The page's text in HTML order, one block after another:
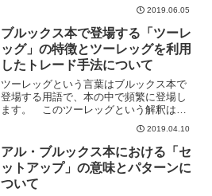
ついて、今改めて文章を読むと的は外し
てないと思うもののなかなかにひどい構
成・内容だと思うので、ぼちぼちと修正
予定。 高値...
2019.06.05
ブルックス本で登場する「ツーレ
ッグ」の特徴とツーレッグを利用
したトレード手法について
ツーレッグという言葉はブルックス本で
登場する用語で、本の中で頻繁に登場し
ます。 このツーレッグという解釈は衝
撃的です。言われてみれば確かにそう見
える……というかそうなっているため、
私個人としては「よく見つけたな……」
と感じました。 ただ、こ...
2019.04.10
アル・ブルックス本における「セ
ットアップ」の意味とパターンに
ついて